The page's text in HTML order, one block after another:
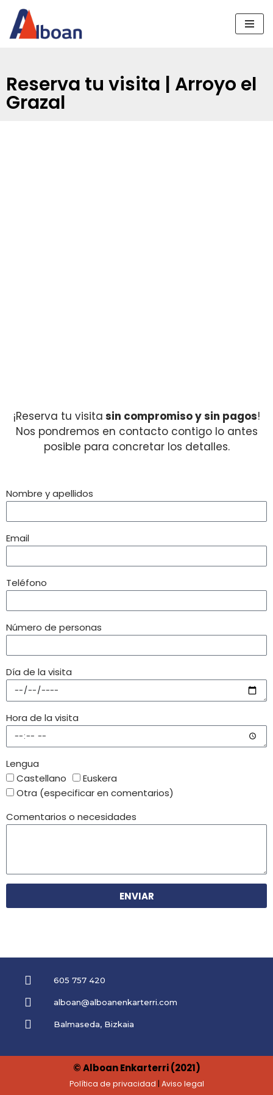
Saltar
Reserva tu visita | Arroyo el
Grazal
¡Reserva tu visita sin compromiso y sin pagos!
Nos pondremos en contacto contigo lo antes
posible para concretar los detalles.
Nombre y apellidos
Email
Teléfono
Número de personas
Día de la visita
Hora de la visita
Lengua
Castellano
Euskera
Otra (especificar en comentarios)
Comentarios o necesidades
ENVIAR
605 757 420
alboan@alboanenkarterri.com
Balmaseda, Bizkaia
© Alboan Enkarterri (2021)
Política de privacidad | Aviso legal